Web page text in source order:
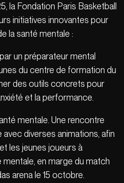
la Fondation Paris Basketball
initiatives innovantes pour
la santé mentale :
un préparateur mental
du centre de formation du
des outils concrets pour
et la performance.
mentale. Une rencontre
diverses animations, afin
les jeunes joueurs à
mentale, en marge du match
arena le 15 octobre.